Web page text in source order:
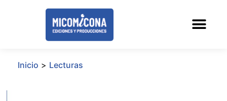
Inicio > Lecturas